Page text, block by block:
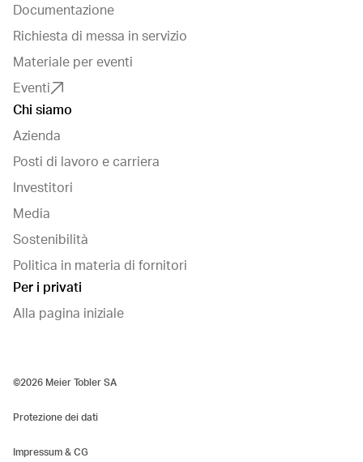
Documentazione
Richiesta di messa in servizio
Materiale per eventi
Eventi
Chi siamo
Azienda
Posti di lavoro e carriera
Investitori
Media
Sostenibilità
Politica in materia di fornitori
Per i privati
Alla pagina iniziale
©2026 Meier Tobler SA
Protezione dei dati
Impressum & CG